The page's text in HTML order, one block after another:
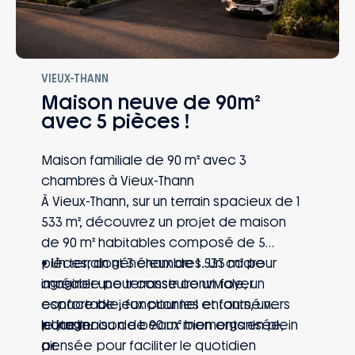
VIEUX-THANN
Maison neuve de 90m²
avec 5 pièces !
Maison familiale de 90 m² avec 3
chambres à Vieux-Thann
À Vieux-Thann, sur un terrain spacieux de 1
533 m², découvrez un projet de maison
de 90 m² habitables composé de 5
pièces, dont 3 chambres. Un cadre
agréable pour construire un foyer
confortable, fonctionnel et tourné vers
le jardin.
• Un terrain généreux de 1 533 m² pour
imaginer une terrasse conviviale, un
espace de jeux pour les enfants, un
potager ou de beaux moments en plein
air.
• Une maison de 90 m² bien organisée,
pensée pour faciliter le quotidien